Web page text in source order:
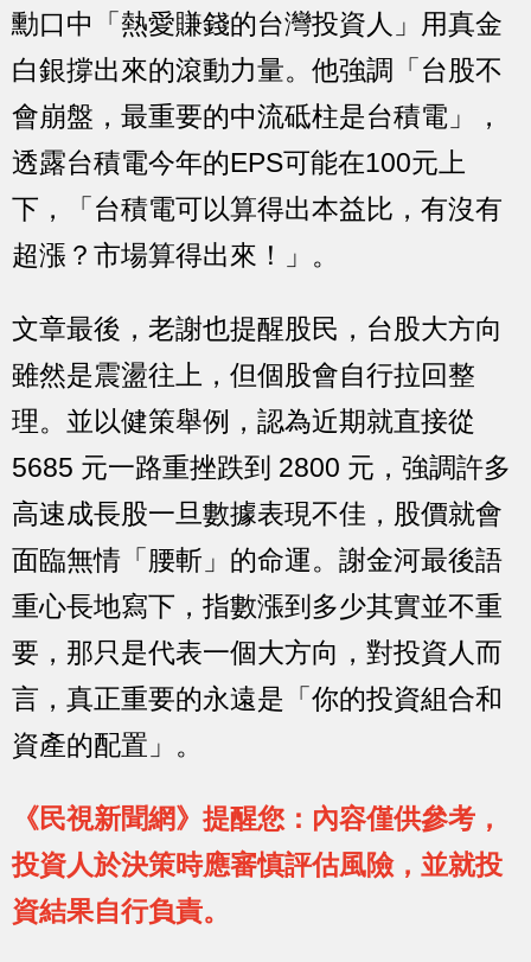
勳口中「熱愛賺錢的台灣投資人」用真金
白銀撐出來的滾動力量。他強調「台股不
會崩盤，最重要的中流砥柱是台積電」，
透露台積電今年的EPS可能在100元上
下，「台積電可以算得出本益比，有沒有
超漲？市場算得出來！」。
文章最後，老謝也提醒股民，台股大方向
雖然是震盪往上，但個股會自行拉回整
理。並以健策舉例，認為近期就直接從
5685 元一路重挫跌到 2800 元，強調許多
高速成長股一旦數據表現不佳，股價就會
面臨無情「腰斬」的命運。謝金河最後語
重心長地寫下，指數漲到多少其實並不重
要，那只是代表一個大方向，對投資人而
言，真正重要的永遠是「你的投資組合和
資產的配置」。
《民視新聞網》提醒您：內容僅供參考，
投資人於決策時應審慎評估風險，並就投
資結果自行負責。